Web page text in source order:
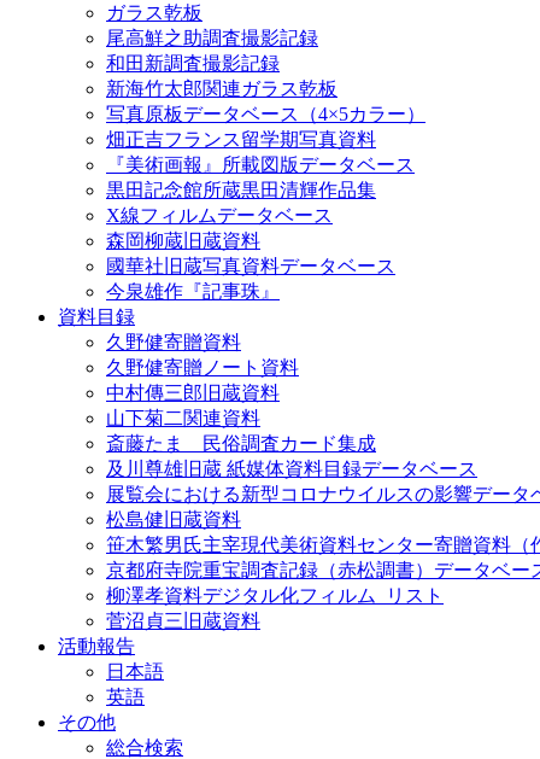
ガラス乾板
尾高鮮之助調査撮影記録
和田新調査撮影記録
新海竹太郎関連ガラス乾板
写真原板データベース（4×5カラー）
畑正吉フランス留学期写真資料
『美術画報』所載図版データベース
黒田記念館所蔵黒田清輝作品集
X線フィルムデータベース
森岡柳蔵旧蔵資料
國華社旧蔵写真資料データベース
今泉雄作『記事珠』
資料目録
久野健寄贈資料
久野健寄贈ノート資料
中村傳三郎旧蔵資料
山下菊二関連資料
斎藤たま 民俗調査カード集成
及川尊雄旧蔵 紙媒体資料目録データベース
展覧会における新型コロナウイルスの影響データ
松島健旧蔵資料
笹木繁男氏主宰現代美術資料センター寄贈資料（
京都府寺院重宝調査記録（赤松調書）データベー
柳澤孝資料デジタル化フィルム_リスト
菅沼貞三旧蔵資料
活動報告
日本語
英語
その他
総合検索